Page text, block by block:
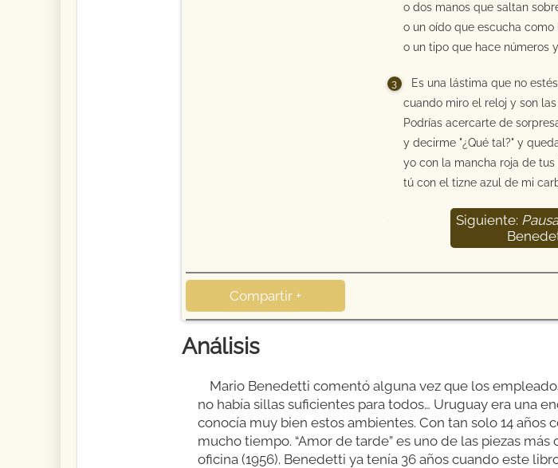
o dos manos que saltan
o un oído que escucha
o un tipo que hace números
Es una lástima que no
cuando miro el reloj y son las
Podrías acercarte de
y decirme "¿Qué tal?" y
yo con la mancha roja de tus
tú con el tizne azul de mi
Siguiente: Pausa
Compartir +
Análisis
Mario Benedetti comentó alguna vez que los
no había sillas suficientes para todos… Uruguay era una
conocía muy bien estos ambientes. Con tan solo 14 años
mucho tiempo. “Amor de tarde” es uno de las piezas
oficina (1956). Benedetti ya tenía 36 años cuando este